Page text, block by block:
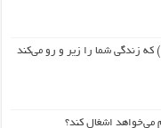
زندگی شما را زیر و رو می‌کند
اشغال کند؟